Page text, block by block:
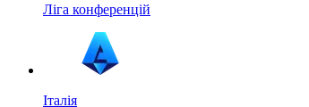
Ліга конференцій
Італія